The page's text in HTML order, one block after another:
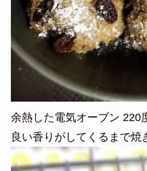
余熱した電気オーブン 220
良い香りがしてくるまで焼